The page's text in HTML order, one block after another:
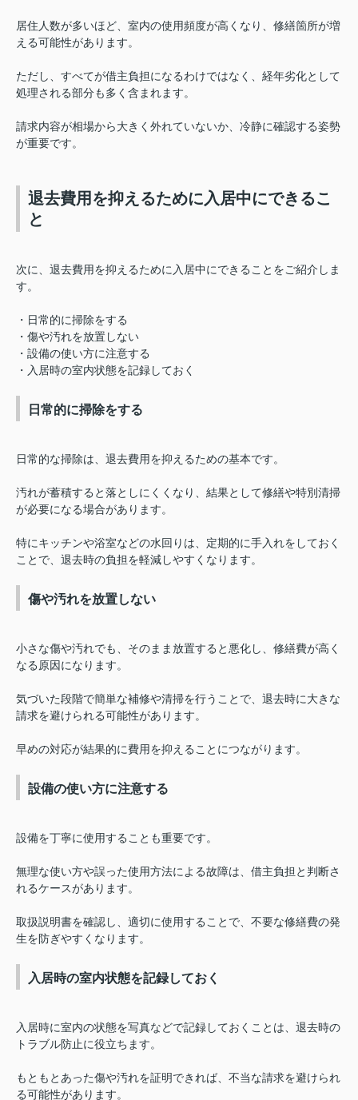
居住人数が多いほど、室内の使用頻度が高くなり、修繕箇所が増
える可能性があります。
ただし、すべてが借主負担になるわけではなく、経年劣化として
処理される部分も多く含まれます。
請求内容が相場から大きく外れていないか、冷静に確認する姿勢
が重要です。
退去費用を抑えるために入居中にできるこ
と
次に、退去費用を抑えるために入居中にできることをご紹介しま
す。
・日常的に掃除をする
・傷や汚れを放置しない
・設備の使い方に注意する
・入居時の室内状態を記録しておく
日常的に掃除をする
日常的な掃除は、退去費用を抑えるための基本です。
汚れが蓄積すると落としにくくなり、結果として修繕や特別清掃
が必要になる場合があります。
特にキッチンや浴室などの水回りは、定期的に手入れをしておく
ことで、退去時の負担を軽減しやすくなります。
傷や汚れを放置しない
小さな傷や汚れでも、そのまま放置すると悪化し、修繕費が高く
なる原因になります。
気づいた段階で簡単な補修や清掃を行うことで、退去時に大きな
請求を避けられる可能性があります。
早めの対応が結果的に費用を抑えることにつながります。
設備の使い方に注意する
設備を丁寧に使用することも重要です。
無理な使い方や誤った使用方法による故障は、借主負担と判断さ
れるケースがあります。
取扱説明書を確認し、適切に使用することで、不要な修繕費の発
生を防ぎやすくなります。
入居時の室内状態を記録しておく
入居時に室内の状態を写真などで記録しておくことは、退去時の
トラブル防止に役立ちます。
もともとあった傷や汚れを証明できれば、不当な請求を避けられ
る可能性があります。